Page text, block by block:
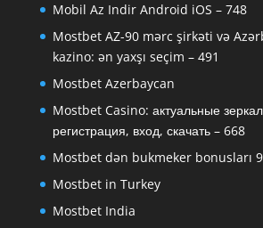
Mobil Az Indir Android iOS – 748
Mostbet AZ-90 mərc şirkəti və
kazino: ən yaxşı seçim – 491
Mostbet Azerbaycan
Mostbet Casino: актуальные
регистрация, вход, скачать – 668
Mostbet dən bukmeker bonusları
Mostbet in Turkey
Mostbet India